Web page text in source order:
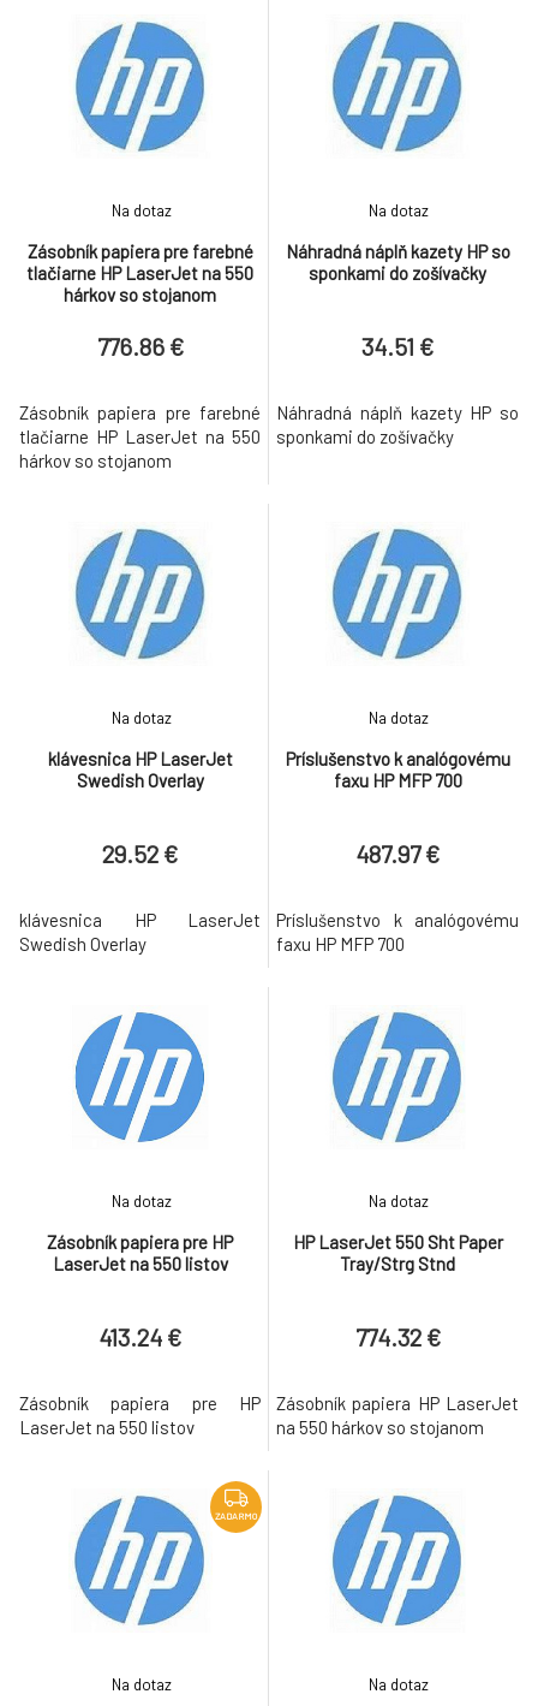
Zásobník papiera pre farebné
tlačiarne HP LaserJet na 550
hárkov so stojanom
Na dotaz
776.86 €
Zásobník papiera pre farebné
tlačiarne HP LaserJet na 550
hárkov so stojanom
Náhradná náplň kazety HP so
sponkami do zošívačky
Na dotaz
34.51 €
Náhradná náplň kazety HP so
sponkami do zošívačky
klávesnica HP LaserJet
Swedish Overlay
Na dotaz
29.52 €
klávesnica HP LaserJet
Swedish Overlay
Príslušenstvo k analógovému
faxu HP MFP 700
Na dotaz
487.97 €
Príslušenstvo k analógovému
faxu HP MFP 700
Zásobník papiera pre HP
LaserJet na 550 listov
Na dotaz
413.24 €
Zásobník papiera pre HP
LaserJet na 550 listov
HP LaserJet 550 Sht Paper
Tray/Strg Stnd
Na dotaz
774.32 €
Zásobník papiera HP LaserJet
na 550 hárkov so stojanom
ZADARMO
Na dotaz Na dotaz